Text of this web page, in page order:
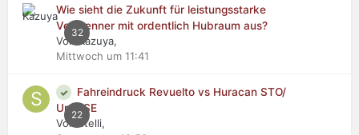
32
Wie sieht die Zukunft für leistungsstarke
Verbrenner mit ordentlich Hubraum aus?
Von Kazuya,
Mittwoch um 11:41
22
Fahreindruck Revuelto vs Huracan STO/
Urus SE
Von stelli,